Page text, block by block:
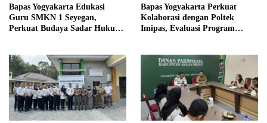
Bapas Yogyakarta Edukasi
Guru SMKN 1 Seyegan,
Perkuat Budaya Sadar Hukum
Bapas Yogyakarta Perkuat
Kolaborasi dengan Poltek
Imipas, Evaluasi Program